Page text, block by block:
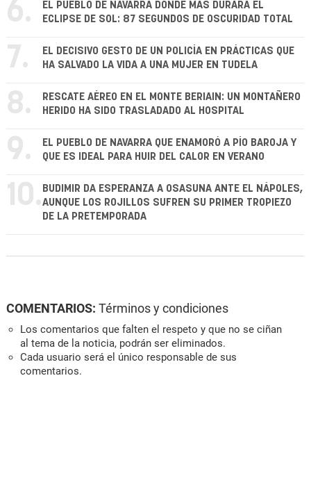
6.
EL PUEBLO DE NAVARRA DONDE MÁS DURARÁ EL
ECLIPSE DE SOL: 87 SEGUNDOS DE OSCURIDAD TOTAL
7.
EL DECISIVO GESTO DE UN POLICÍA EN PRÁCTICAS QUE
HA SALVADO LA VIDA A UNA MUJER EN TUDELA
8.
RESCATE AÉREO EN EL MONTE BERIAIN: UN MONTAÑERO
HERIDO HA SIDO TRASLADADO AL HOSPITAL
9.
EL PUEBLO DE NAVARRA QUE ENAMORÓ A PÍO BAROJA Y
QUE ES IDEAL PARA HUIR DEL CALOR EN VERANO
10. BUDIMIR DA ESPERANZA A OSASUNA ANTE EL NÁPOLES,
AUNQUE LOS ROJILLOS SUFREN SU PRIMER TROPIEZO
DE LA PRETEMPORADA
COMENTARIOS: Términos y condiciones
Los comentarios que falten el respeto y que no se ciñan
al tema de la noticia, podrán ser eliminados.
Cada usuario será el único responsable de sus
comentarios.